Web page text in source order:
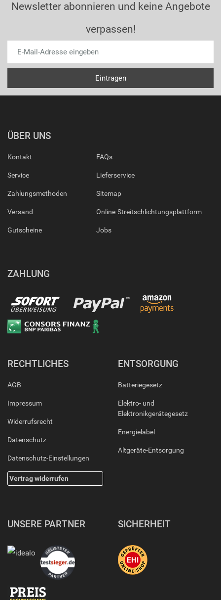
Newsletter abonnieren und keine Angebote
verpassen!
ÜBER UNS
Kontakt
Service
Zahlungsmethoden
Versand
Gutscheine
FAQs
Lieferservice
Sitemap
Online-Streitschlichtungsplattform
Jobs
ZAHLUNG
RECHTLICHES
AGB
Impressum
Widerrufsrecht
Datenschutz
Datenschutz-Einstellungen
Vertrag widerrufen
ENTSORGUNG
Batteriegesetz
Elektro- und
Elektronikgerätegesetz
Energielabel
Altgeräte-Entsorgung
UNSERE PARTNER SICHERHEIT